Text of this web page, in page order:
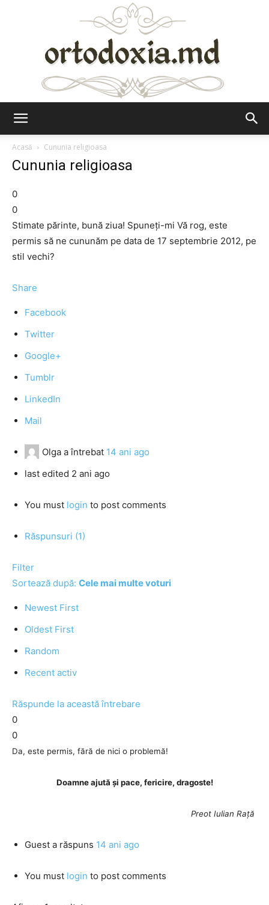
Acasă
Cununia religioasa
Cununia religioasa
0
0
Stimate părinte, bună ziua! Spuneţi-mi Vă rog, este
permis să ne cununăm pe data de 17 septembrie 2012, pe
stil vechi?
Share
Facebook
Twitter
Google+
Tumblr
LinkedIn
Mail
Olga a întrebat 14 ani ago
last edited 2 ani ago
You must login to post comments
Răspunsuri (1)
Filter
Sortează după: Cele mai multe voturi
Newest First
Oldest First
Random
Recent activ
Răspunde la această întrebare
0
0
Da, este permis, fără de nici o problemă!
Doamne ajută și pace, fericire, dragoste!
Preot Iulian Rață
Guest a răspuns 14 ani ago
You must login to post comments